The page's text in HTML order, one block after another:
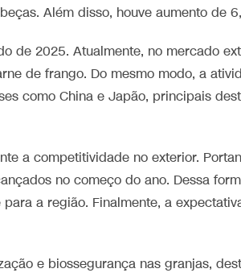
Além disso, houve aumento de
de 2025. Atualmente, no mercado
de frango. Do mesmo modo, a
como China e Japão, principais
a competitividade no exterior.
no começo do ano. Dessa
a região. Finalmente, a
e biossegurança nas granjas,